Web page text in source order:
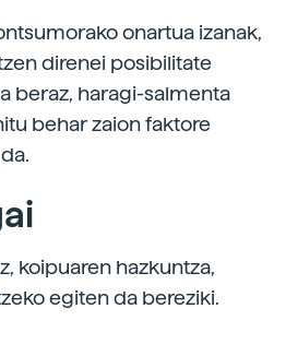
onartua izanak,
direnei posibilitate
beraz, haragi-salmenta
behar zaion faktore
koipuaren hazkuntza,
egiten da bereziki.